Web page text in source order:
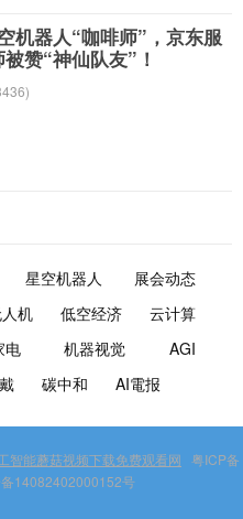
器人“咖啡师”，京东服
“神仙队友”！
星空机器人
展会动态
机 低空经济
云计算
电 机器视觉
AGI
碳中和 AI電报
智能蘑菇视频下载免费观看网 粤ICP备
14082402000152号